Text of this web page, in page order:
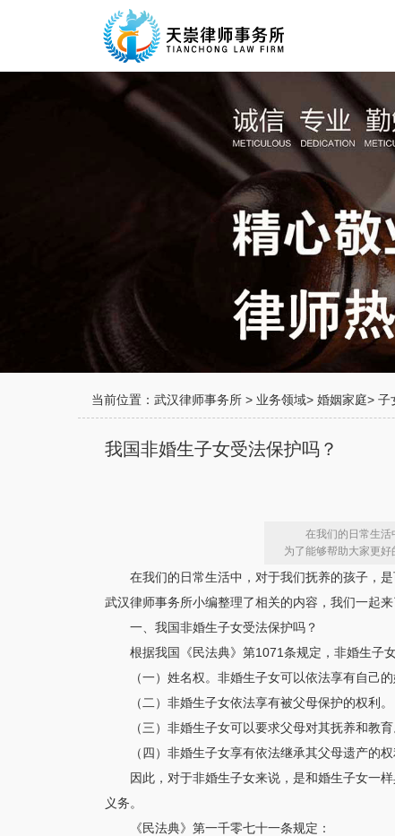
当前位置： 武汉律师事务所 > 业务领域> 婚姻家庭> 子
我国非婚生子女受法保护吗？
在我们的日常生活
为了能够帮助大家更
在我们的日常生活中，对于我们抚养的孩子，
武汉律师事务所小编整理了相关的内容，我们一起来
一、我国非婚生子女受法保护吗？
根据我国《民法典》第1071条规定，非婚生子
（一）姓名权。非婚生子女可以依法享有自己
（二）非婚生子女依法享有被父母保护的权利。
（三）非婚生子女可以要求父母对其抚养和教
（四）非婚生子女享有依法继承其父母遗产的权
因此，对于非婚生子女来说，是和婚生子女一
义务。
《民法典》第一千零七十一条规定：